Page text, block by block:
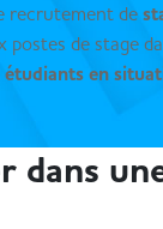
recrutement de
de stage
en
dans